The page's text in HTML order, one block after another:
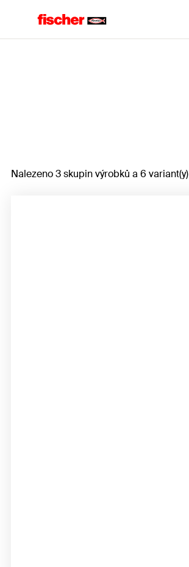
Nalezeno 3 skupin výrobků a 6 variant(y)